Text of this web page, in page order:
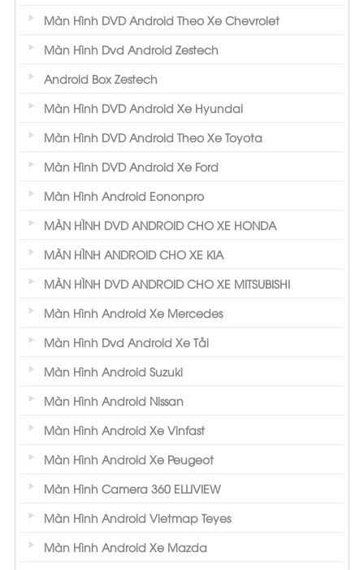
Màn Hình DVD Android Theo Xe Chevrolet
Màn Hình Dvd Android Zestech
Android Box Zestech
Màn Hình DVD Android Xe Hyundai
Màn Hình DVD Android Theo Xe Toyota
Màn Hình DVD Android Xe Ford
Màn Hình Android Eononpro
MÀN HÌNH DVD ANDROID CHO XE HONDA
MÀN HÌNH ANDROID CHO XE KIA
MÀN HÌNH DVD ANDROID CHO XE MITSUBISHI
Màn Hình Android Xe Mercedes
Màn Hình Dvd Android Xe Tải
Màn Hình Android Suzuki
Màn Hình Android Nissan
Màn Hình Android Xe Vinfast
Màn Hình Android Xe Peugeot
Màn Hình Camera 360 ELLIVIEW
Màn Hình Android Vietmap Teyes
Màn Hình Android Xe Mazda